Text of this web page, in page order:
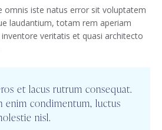
omnis iste natus error sit voluptatem
laudantium, totam rem aperiam
veritatis et quasi architecto
et lacus rutrum consequat.
enim condimentum, luctus
nisl.